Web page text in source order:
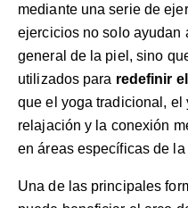
mediante una serie de
ejercicios no solo ayudan
general de la piel, sino
utilizados para redefinir
que el yoga tradicional, el
relajación y la conexión
en áreas específicas de la
Una de las principales